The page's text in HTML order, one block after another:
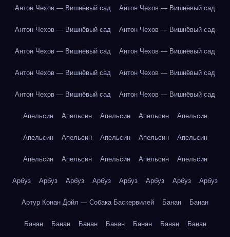
Антон Чехов — Вишнёвый сад Антон Чехов — Вишнёвый сад
Антон Чехов — Вишнёвый сад Антон Чехов — Вишнёвый сад
Антон Чехов — Вишнёвый сад Антон Чехов — Вишнёвый сад
Антон Чехов — Вишнёвый сад Антон Чехов — Вишнёвый сад
Антон Чехов — Вишнёвый сад Антон Чехов — Вишнёвый сад
Апельсин Апельсин Апельсин Апельсин Апельсин
Апельсин Апельсин Апельсин Апельсин Апельсин
Апельсин Апельсин Апельсин Апельсин Апельсин
Арбуз Арбуз Арбуз Арбуз Арбуз Арбуз Арбуз Арбуз
Артур Конан Дойл — Собака Баскервилей Банан Банан
Банан Банан Банан Банан Банан Банан Банан